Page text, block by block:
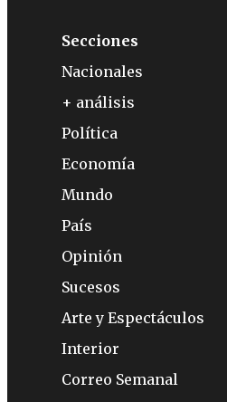
Secciones
Nacionales
+ análisis
Política
Economía
Mundo
País
Opinión
Sucesos
Arte y Espectáculos
Interior
Correo Semanal